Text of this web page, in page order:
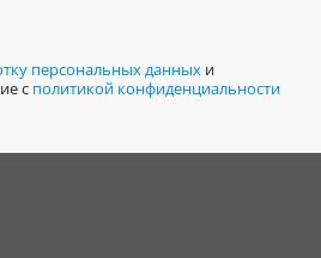
персональных данных и
с политикой конфиденциальности